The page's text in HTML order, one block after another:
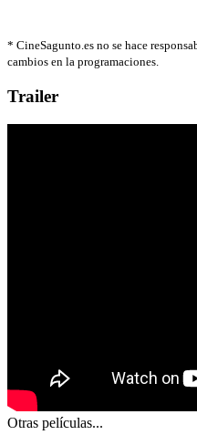
* CineSagunto.es no se hace
cambios en la programaciones.
Trailer
Otras películas...